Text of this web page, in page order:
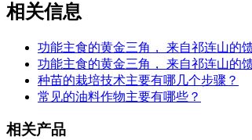
相关信息
功能主食的黄金三角， 来自祁连山的
功能主食的黄金三角， 来自祁连山的
种苗的栽培技术主要有哪几个步骤？
常见的油料作物主要有哪些？
相关产品